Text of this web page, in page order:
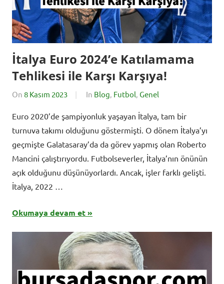
İtalya Euro 2024’e Katılamama
Tehlikesi ile Karşı Karşıya!
On 8 Kasım 2023
By
In Blog, Futbol, Genel
Euro 2020’de şampiyonluk yaşayan İtalya, tam bir
turnuva takımı olduğunu göstermişti. O dönem İtalya’yı
geçmişte Galatasaray’da da görev yapmış olan Roberto
Mancini çalıştırıyordu. Futbolseverler, İtalya’nın önünün
açık olduğunu düşünüyorlardı. Ancak, işler farklı gelişti.
İtalya, 2022 …
Okumaya devam et